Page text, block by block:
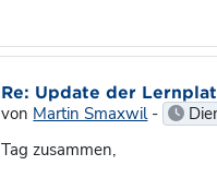
Re: Update der
von Martin Smaxwil-
Tag zusammen,